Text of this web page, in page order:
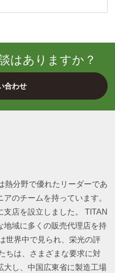
はありますか？
合わせ
熱分野で優れたリーダーであ
のチームを持っています。
店を設立しました。 TITAN
地域に多くの販売代理店を持
世界中で見られ、栄光の評
ちは、さまざまな要求に対
大し、中国広東省に製造工場